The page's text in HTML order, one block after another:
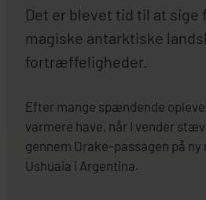
Det er blevet tid til at sige
magiske antarktiske
fortræffeligheder.
Efter mange spændende
varmere have, når I vender
gennem Drake-passagen på ny
Ushuaia i Argentina.